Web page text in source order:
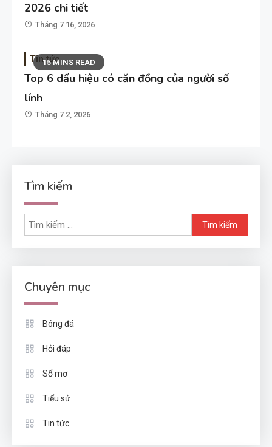
2026 chi tiết
Tháng 7 16, 2026
15 MINS READ
Tin tức
Top 6 dấu hiệu có căn đồng của người số
lính
Tháng 7 2, 2026
Tìm kiếm
Tìm
kiếm
Chuyên mục
Bóng đá
Hỏi đáp
Sổ mơ
Tiểu sử
Tin tức